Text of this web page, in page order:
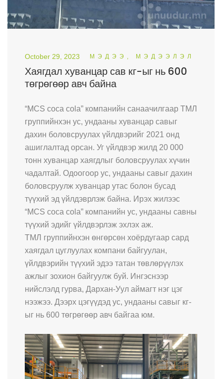
October 29, 2023 МЭДЭЭ, МЭДЭЭЛЭЛ
Хаягдал хуванцар сав кг-ыг нь 600
төгрөгөөр авч байна
“MCS coca cola” компанийн санаачилгаар ТМЛ
группийнхэн ус, ундааны хуванцар савыг
дахин боловсруулах үйлдвэрийг 2021 онд
ашиглалтад орсан. Уг үйлдвэр жилд 20 000
тонн хуванцар хаягдлыг боловсруулах хүчин
чадалтай. Одоогоор ус, ундааны савыг дахин
боловсруулж хуванцар утас болон бусад
түүхий эд үйлдэврлэж байна. Ирэх жилээс
“MCS coca cola” компанийн ус, ундааны савны
түүхий эдийг үйлдвэрлэж эхлэх аж.
ТМЛ группийнхэн өнгөрсөн хоёрдугаар сард
хаягдал цуглуулах компани байгуулан,
үйлдвэрийн түүхий эдээ татан төвлөрүүлэх
ажлыг зохион байгуулж буй. Ингэснээр
нийслэлд гурва, Дархан-Уул аймагт нэг цэг
нээжээ. Дээрх цэгүүдэд ус, ундааны савыг кг-
ыг нь 600 төгрөгөөр авч байгаа юм.